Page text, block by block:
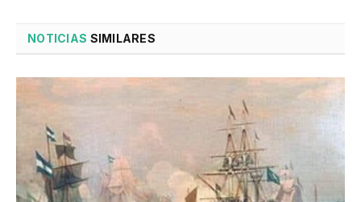
NOTICIAS SIMILARES